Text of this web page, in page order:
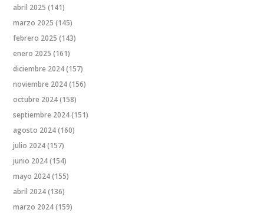
abril 2025 (141)
marzo 2025 (145)
febrero 2025 (143)
enero 2025 (161)
diciembre 2024(157)
noviembre 2024(156)
octubre 2024(158)
septiembre 2024(151)
agosto 2024(160)
julio 2024(157)
junio 2024(154)
mayo 2024(155)
abril 2024(136)
marzo 2024(159)